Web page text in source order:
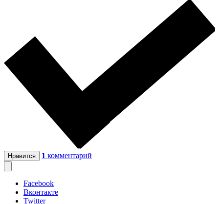
Нравится 1 комментарий
Facebook
Вконтакте
Twitter